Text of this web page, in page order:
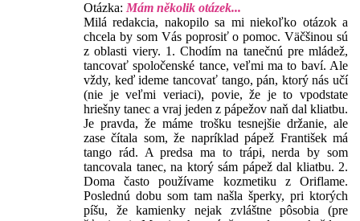
Otázka: Mám několik otázek...
Milá redakcia, nakopilo sa mi niekoľko otázok a
chcela by som Vás poprosiť o pomoc. Väčšinou sú
z oblasti viery. 1. Chodím na tanečnú pre mládež,
tancovať spoločenské tance, veľmi ma to baví. Ale
vždy, keď ideme tancovať tango, pán, ktorý nás učí
(nie je veľmi veriaci), povie, že je to vpodstate
hriešny tanec a vraj jeden z pápežov naň dal kliatbu.
Je pravda, že máme trošku tesnejšie držanie, ale
zase čítala som, že napríklad pápež František má
tango rád. A predsa ma to trápi, nerda by som
tancovala tanec, na ktorý sám pápež dal kliatbu. 2.
Doma často používame kozmetiku z Oriflame.
Poslednú dobu som tam našla šperky, pri ktorých
píšu, že kamienky nejak zvláštne pôsobia (pre